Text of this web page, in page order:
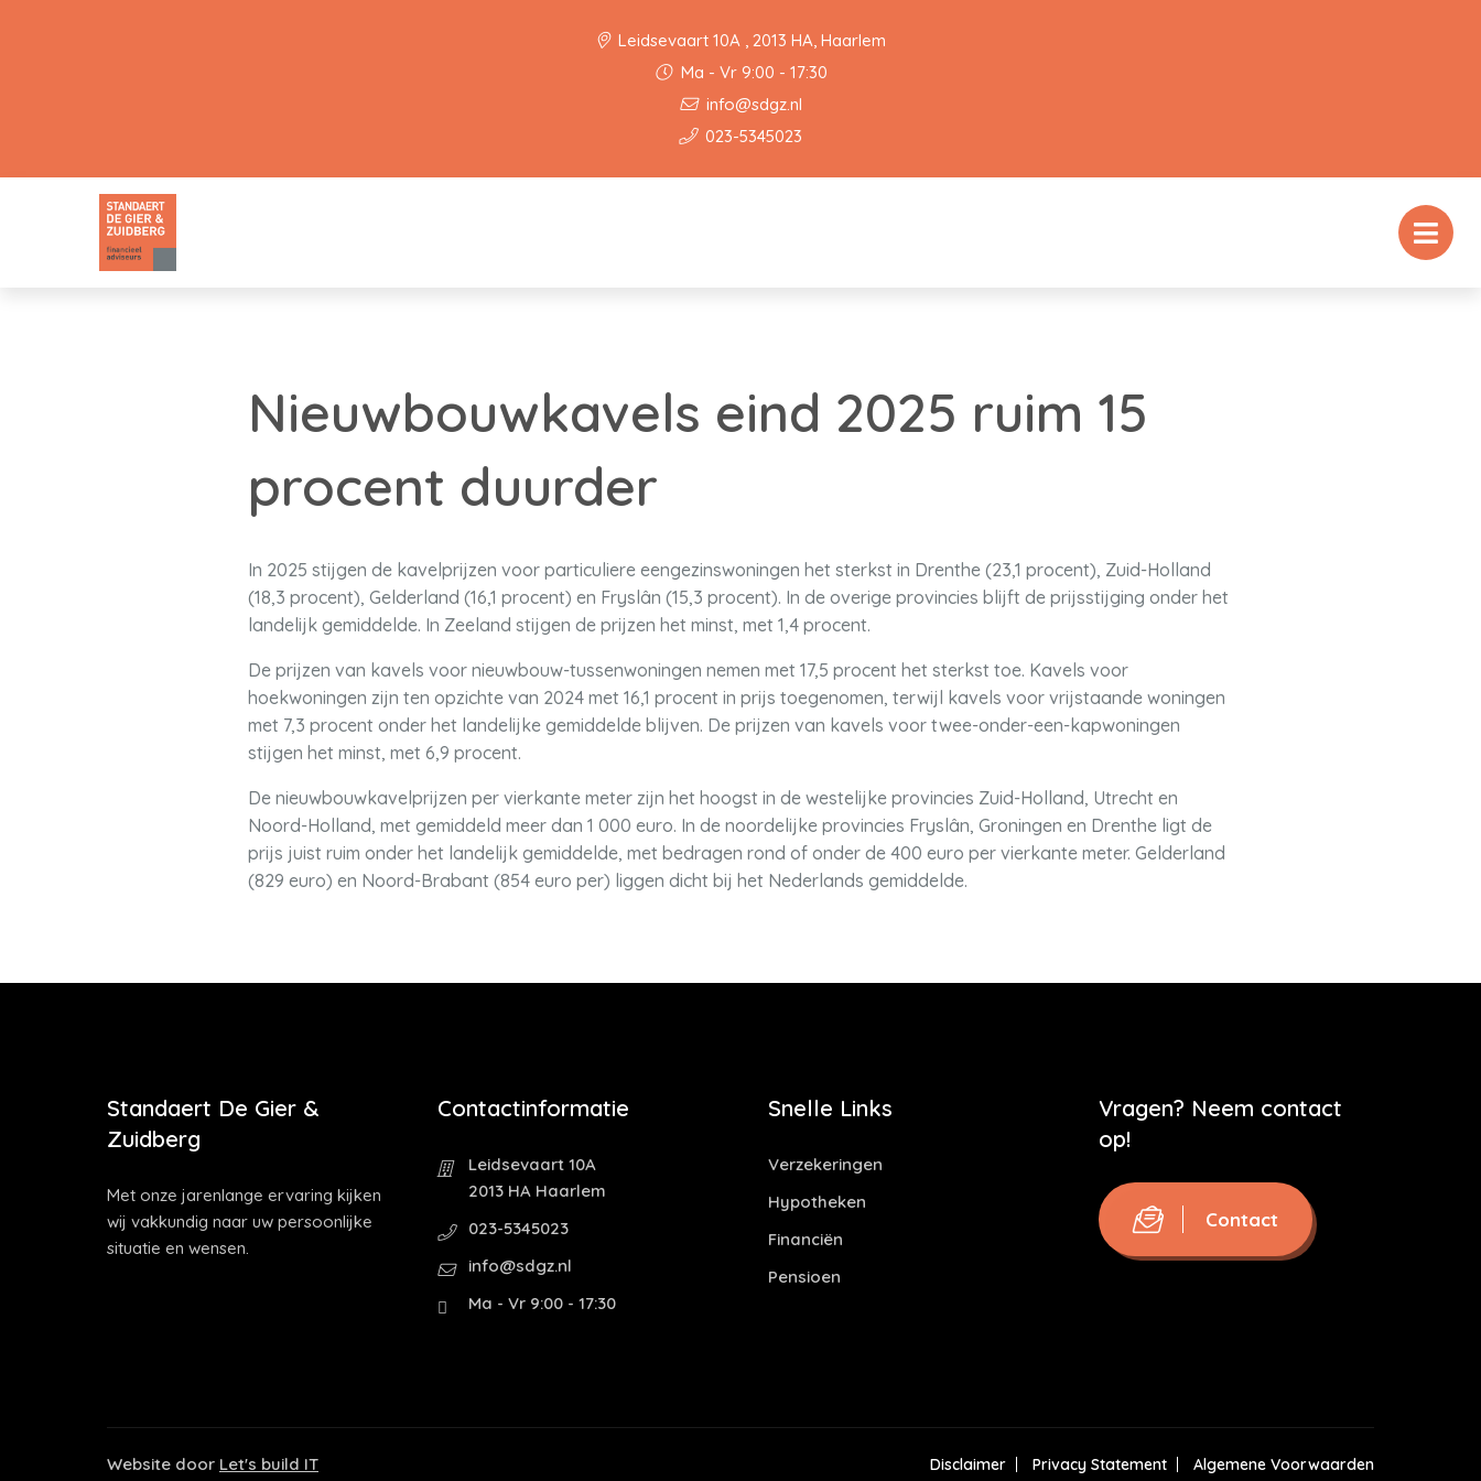
Leidsevaart 10A , 2013 HA, Haarlem
Ma - Vr 9:00 - 17:30
info@sdgz.nl
023-5345023
Nieuwbouwkavels eind 2025 ruim 15
procent duurder
In 2025 stijgen de kavelprijzen voor particuliere eengezinswoningen het sterkst in Drenthe (23,1 procent), Zuid-Holland
(18,3 procent), Gelderland (16,1 procent) en Fryslân (15,3 procent). In de overige provincies blijft de prijsstijging onder het
landelijk gemiddelde. In Zeeland stijgen de prijzen het minst, met 1,4 procent.
De prijzen van kavels voor nieuwbouw-tussenwoningen nemen met 17,5 procent het sterkst toe. Kavels voor
hoekwoningen zijn ten opzichte van 2024 met 16,1 procent in prijs toegenomen, terwijl kavels voor vrijstaande woningen
met 7,3 procent onder het landelijke gemiddelde blijven. De prijzen van kavels voor twee-onder-een-kapwoningen
stijgen het minst, met 6,9 procent.
De nieuwbouwkavelprijzen per vierkante meter zijn het hoogst in de westelijke provincies Zuid-Holland, Utrecht en
Noord-Holland, met gemiddeld meer dan 1 000 euro. In de noordelijke provincies Fryslân, Groningen en Drenthe ligt de
prijs juist ruim onder het landelijk gemiddelde, met bedragen rond of onder de 400 euro per vierkante meter. Gelderland
(829 euro) en Noord-Brabant (854 euro per) liggen dicht bij het Nederlands gemiddelde.
Standaert De Gier &
Zuidberg
Met onze jarenlange ervaring kijken
wij vakkundig naar uw persoonlijke
situatie en wensen.
Contactinformatie
Leidsevaart 10A
2013 HA Haarlem
023-5345023
info@sdgz.nl
Ma - Vr 9:00 - 17:30
Snelle Links
Verzekeringen
Hypotheken
Financiën
Pensioen
Vragen? Neem contact
op!
Contact
Website door Let's build IT Disclaimer Privacy Statement Algemene Voorwaarden